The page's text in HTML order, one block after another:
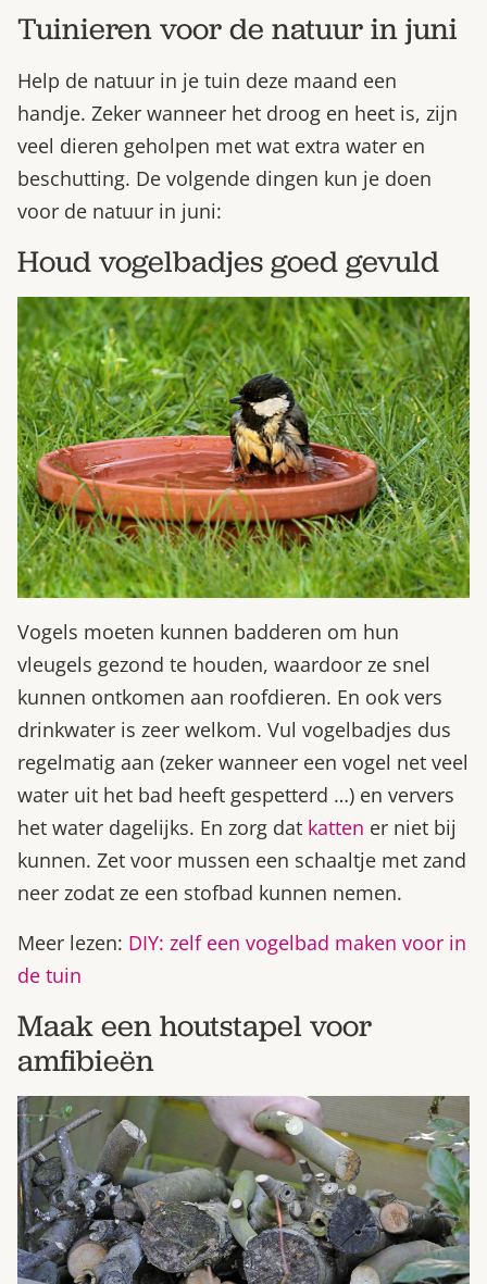
Tuinieren voor de natuur in juni
Help de natuur in je tuin deze maand een
handje. Zeker wanneer het droog en heet is, zijn
veel dieren geholpen met wat extra water en
beschutting. De volgende dingen kun je doen
voor de natuur in juni:
Houd vogelbadjes goed gevuld
Vogels moeten kunnen badderen om hun
vleugels gezond te houden, waardoor ze snel
kunnen ontkomen aan roofdieren. En ook vers
drinkwater is zeer welkom. Vul vogelbadjes dus
regelmatig aan (zeker wanneer een vogel net veel
water uit het bad heeft gespetterd …) en ververs
het water dagelijks. En zorg dat katten er niet bij
kunnen. Zet voor mussen een schaaltje met zand
neer zodat ze een stofbad kunnen nemen.
Meer lezen: DIY: zelf een vogelbad maken voor in
de tuin
Maak een houtstapel voor
amfibieën